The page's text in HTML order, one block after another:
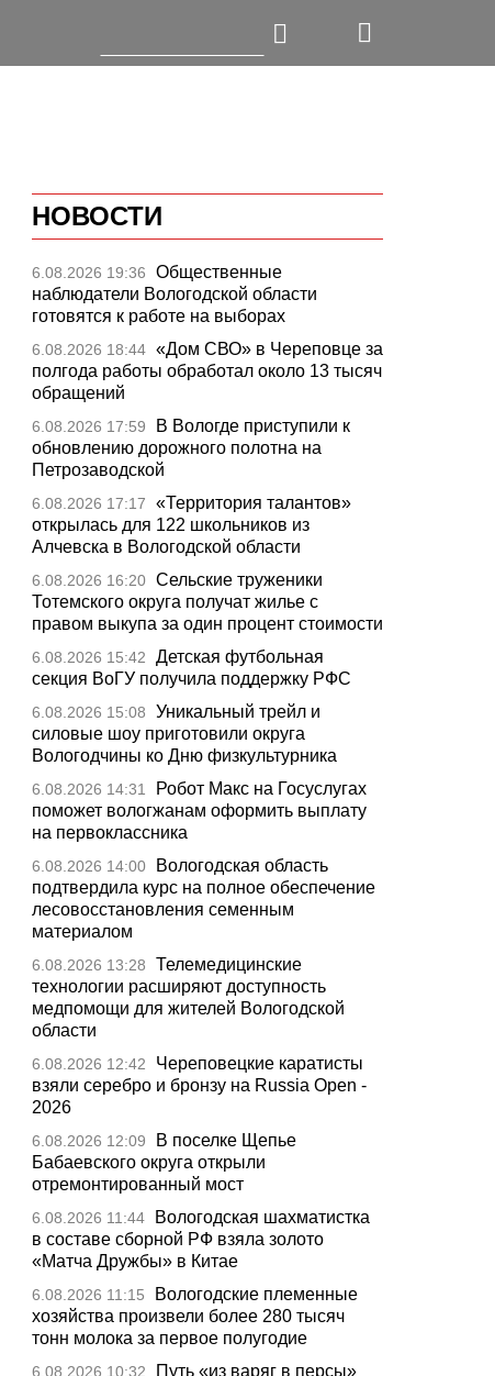
НОВОСТИ
6.08.2026 19:36
Общественные
наблюдатели Вологодской области
готовятся к работе на выборах
6.08.2026 18:44 «Дом СВО» в Череповце за
полгода работы обработал около 13 тысяч
обращений
6.08.2026 17:59
В Вологде приступили к
обновлению дорожного полотна на
Петрозаводской
6.08.2026 17:17
«Территория талантов»
открылась для 122 школьников из
Алчевска в Вологодской области
6.08.2026 16:20 Сельские труженики
Тотемского округа получат жилье с
правом выкупа за один процент стоимости
6.08.2026 15:42
Детская футбольная
секция ВоГУ получила поддержку РФС
6.08.2026 15:08
Уникальный трейл и
силовые шоу приготовили округа
Вологодчины ко Дню физкультурника
6.08.2026 14:31
Робот Макс на Госуслугах
поможет вологжанам оформить выплату
на первоклассника
6.08.2026 14:00
Вологодская область
подтвердила курс на полное обеспечение
лесовосстановления семенным
материалом
6.08.2026 13:28
Телемедицинские
технологии расширяют доступность
медпомощи для жителей Вологодской
области
6.08.2026 12:42
Череповецкие каратисты
взяли серебро и бронзу на Russia Open -
2026
6.08.2026 12:09
В поселке Щепье
Бабаевского округа открыли
отремонтированный мост
6.08.2026 11:44
Вологодская шахматистка
в составе сборной РФ взяла золото
«Матча Дружбы» в Китае
6.08.2026 11:15
Вологодские племенные
хозяйства произвели более 280 тысяч
тонн молока за первое полугодие
6.08.2026 10:32
Путь «из варяг в персы»